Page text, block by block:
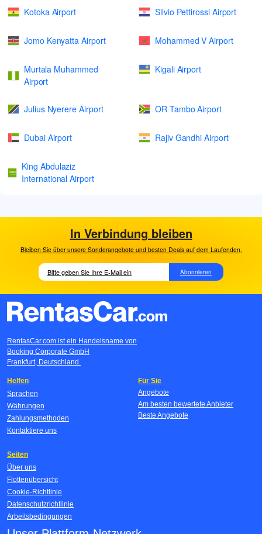
Kotoka Airport Silvio Pettirossi Airport
Jomo Kenyatta Airport Mohammed V Airport
Murtala Muhammed
Airport
Kigali Airport
Julius Nyerere Airport OR Tambo Airport
Dubai Airport Rajiv Gandhi Airport
King Abdulaziz
International Airport
In Verbindung bleiben
Bleiben Sie über unsere Sonderangebote und besten Deals auf dem Laufenden.
Abonnieren
RentasCar.com ist ein Handelsname von
Booking Corporate GmbH
Frankfurt, Deutschland.
Helfen
Sprachen
Währungen
Zahlungsmethoden
Kontaktiere uns
Für Sie
Angebote
Am besten bewertete Anbieter
Beste Angebote
Seiten
Über uns
Flottenübersicht
Cookie-Richtlinie
Datenschutzrichtlinie
Arbeitsbedingungen